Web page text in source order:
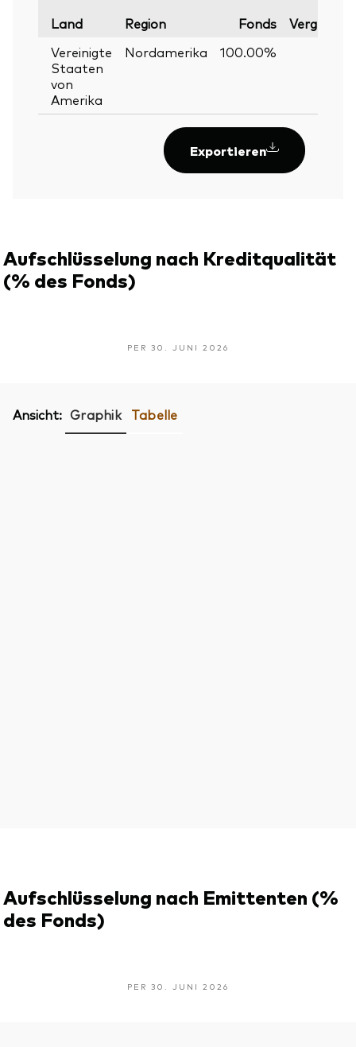
Land Region Fonds
Vereinigte
Staaten
von
Amerika
Nordamerika 100.00%
Exportieren
Aufschlüsselung nach Kreditqualität
(% des Fonds)
PER 30. JUNI 2026
Ansicht: Graphik Tabelle
Aufschlüsselung nach Emittenten (%
des Fonds)
PER 30. JUNI 2026